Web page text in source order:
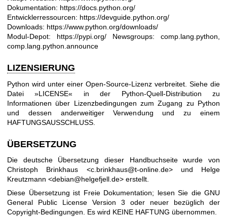
Dokumentation: https://docs.python.org/
Entwicklerressourcen: https://devguide.python.org/
Downloads: https://www.python.org/downloads/
Modul-Depot: https://pypi.org/
Newsgroups: comp.lang.python,
comp.lang.python.announce
LIZENSIERUNG
Python wird unter einer Open-Source-Lizenz verbreitet. Siehe die
Datei »LICENSE« in der Python-Quell-Distribution zu
Informationen über Lizenzbedingungen zum Zugang zu Python
und dessen anderweitiger Verwendung und zu einem
HAFTUNGSAUSSCHLUSS.
ÜBERSETZUNG
Die deutsche Übersetzung dieser Handbuchseite wurde von
Christoph Brinkhaus <c.brinkhaus@t-online.de> und Helge
Kreutzmann <debian@helgefjell.de> erstellt.
Diese Übersetzung ist Freie Dokumentation; lesen Sie die GNU
General Public License Version 3 oder neuer bezüglich der
Copyright-Bedingungen. Es wird KEINE HAFTUNG übernommen.